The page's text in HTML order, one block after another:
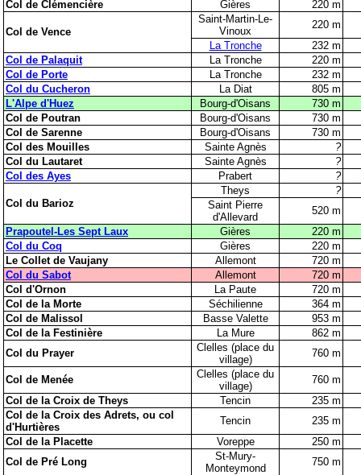
Col de Clémencière Gières 220 m
Col de Vence
Saint-Martin-Le-
Vinoux
220 m
La Tronche
232 m
Col de Palaquit
La Tronche
220 m
Col de Porte
La Tronche
232 m
Col du Cucheron
La Diat
805 m
L'Alpe d'Huez
Bourg-d'Oisans
730 m
Col de Poutran
Bourg-d'Oisans
730 m
Col de Sarenne
Bourg-d'Oisans
730 m
Col des Mouilles
Sainte Agnès
?
Col du Lautaret
Sainte Agnès
?
Col des Ayes
Prabert ?
Col du Barioz
Theys
?
Saint Pierre
d'Allevard
520 m
Prapoutel-Les Sept Laux
Gières
220 m
Col du Coq
Gières
220 m
Le Collet de Vaujany
Allemont
720 m
Col du Sabot
Allemont
720 m
Col d'Ornon
La Paute
720 m
Col de la Morte
Séchilienne
364 m
Col de Malissol
Basse Valette
953 m
Col de la Festinière
La Mure
862 m
Col du Prayer
Clelles (place du
village)
760 m
Col de Menée
Clelles (place du
village)
760 m
Col de la Croix de Theys
Tencin
235 m
Col de la Croix des Adrets, ou col
d'Hurtières
Tencin
235 m
Col de la Placette
Voreppe
250 m
Col de Pré Long
St-Mury-
Monteymond
750 m